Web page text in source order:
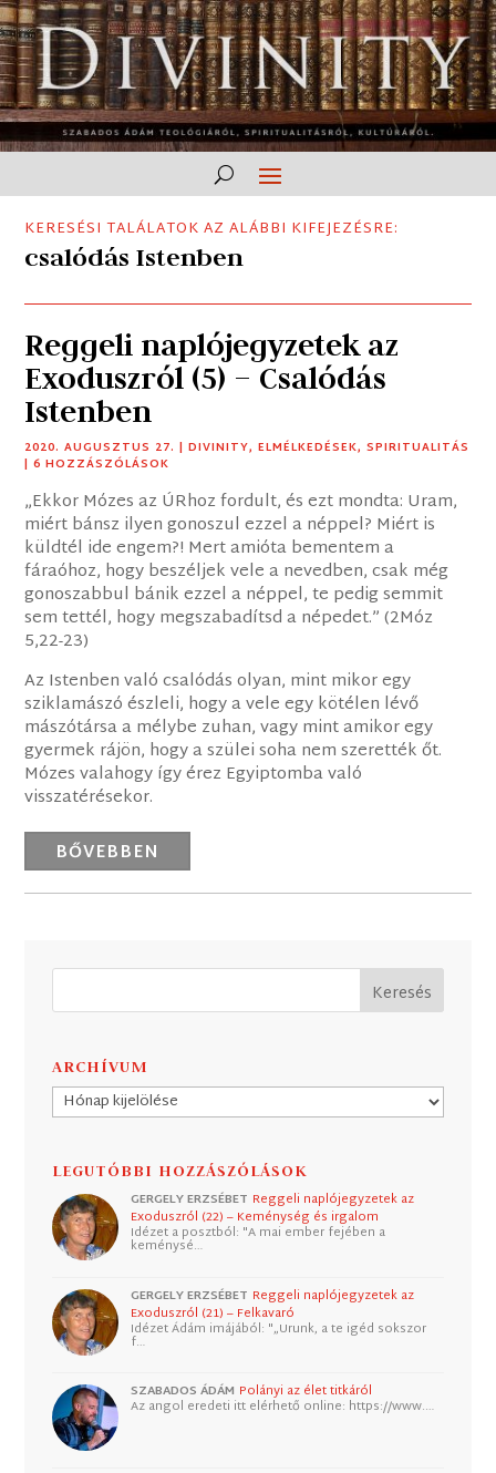
KERESÉSI TALÁLATOK AZ ALÁBBI KIFEJEZÉSRE:
csalódás Istenben
Reggeli naplójegyzetek az
Exoduszról (5) – Csalódás
Istenben
2020. AUGUSZTUS 27. |DIVINITY,ELMÉLKEDÉSEK,SPIRITUALITÁS
| 6 HOZZÁSZÓLÁSOK
„Ekkor Mózes az ÚRhoz fordult, és ezt mondta: Uram,
miért bánsz ilyen gonoszul ezzel a néppel? Miért is
küldtél ide engem?! Mert amióta bementem a
fáraóhoz, hogy beszéljek vele a nevedben, csak még
gonoszabbul bánik ezzel a néppel, te pedig semmit
sem tettél, hogy megszabadítsd a népedet.” (2Móz
5,22-23)
Az Istenben való csalódás olyan, mint mikor egy
sziklamászó észleli, hogy a vele egy kötélen lévő
mászótársa a mélybe zuhan, vagy mint amikor egy
gyermek rájön, hogy a szülei soha nem szerették őt.
Mózes valahogy így érez Egyiptomba való
visszatérésekor.
BŐVEBBEN
ARCHÍVUM
Archívum
LEGUTÓBBI HOZZÁSZÓLÁSOK
GERGELY ERZSÉBET Reggeli naplójegyzetek az
Exoduszról (22) – Keménység és irgalom
Idézet a posztból: "A mai ember fejében a
keménysé…
GERGELY ERZSÉBET Reggeli naplójegyzetek az
Exoduszról (21) – Felkavaró
Idézet Ádám imájából: "„Urunk, a te igéd sokszor
f…
SZABADOS ÁDÁM Polányi az élet titkáról
Az angol eredeti itt elérhető online: https://www.…